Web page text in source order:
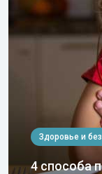
Здоровье и
4 способа